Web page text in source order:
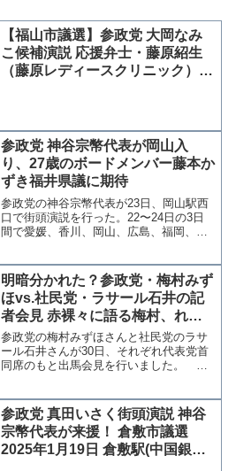
【福山市議選】参政党 大岡なみ
こ候補演説 応援弁士・藤原紹生
（藤原レディースクリニック）
参政党 神谷宗幣代表が岡山入
り、27歳のボードメンバー藤本か
ずき福井県議に期待
参政党の神谷宗幣代表が23日、岡山駅西
口で街頭演説を行った。22〜24日の3日
間で愛媛、香川、岡山、広島、福岡、大
ー藤本かずき福井県議が帯同した。 岡
山県だけでなく山...
明暗分かれた？参政党・梅村みず
ほvs.社民党・ラサール石井の記
者会見 赤裸々に語る梅村、れい
わ新選組の政策語るラサール
【KSLチャンネル】
参政党の梅村みずほさんと社民党のラサ
ール石井さんが30日、それぞれ代表党首
同席のもと出馬会見を行いました。 梅
を上げた一方で、ラサールさんは自身に
好意的なフリー記者の質...
参政党 真田いさく街頭演説 神谷
宗幣代表が来援！ 倉敷市議選
2025年1月19日 倉敷駅(中国銀行